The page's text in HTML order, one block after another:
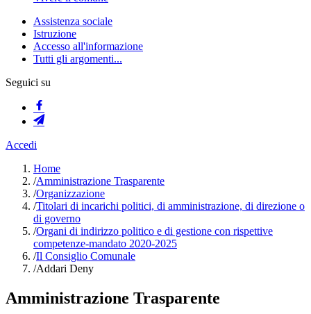
Assistenza sociale
Istruzione
Accesso all'informazione
Tutti gli argomenti...
Seguici su
Accedi
Home
/Amministrazione Trasparente
/Organizzazione
/Titolari di incarichi politici, di amministrazione, di direzione o
di governo
/Organi di indirizzo politico e di gestione con rispettive
competenze-mandato 2020-2025
/Il Consiglio Comunale
/Addari Deny
Amministrazione Trasparente